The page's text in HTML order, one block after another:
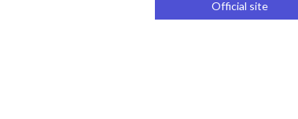
Official site